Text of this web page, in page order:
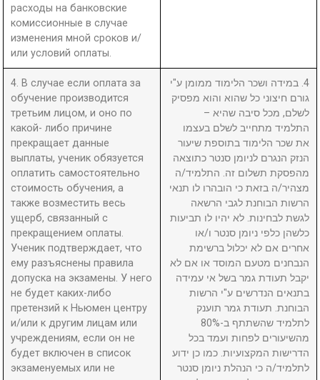
расходы на банковские
комиссионные в случае
изменения мной сроков и/
или условий оплаты.
4. В случае если оплата за
обучение производится
третьим лицом, и оно по
какой- либо причине
прекращает данные
выплаты, ученик обязуется
оплатить самостоятельно
стоимость обучения, а
также возместить весь
ущерб, связанный с
прекращением оплаты.
Ученик подтверждает, что
ему разъяснены правила
допуска на экзамены. У него
не будет каких-либо
претензий к Ньюмен центру
и/или к другим лицам или
учреждениям, если он не
будет включен в список
экзаменуемых или не
4. במידה ושכר הלימוד ממומן ע"י
גורם חיצוני כל שהוא והוא מפסיק
לשלם, מכל סיבה שהיא –
התלמיד מתחייב לשלם בעצמו
את שכר הלימוד בתוספת שיעור
הנזק הנגרם לניומן סנטר כתוצאה
מהפסקת תשלום זה. התלמיד/ה
מצהיר/ה בזאת כי הובהרו לו תנאי
הרשות הבוחנת לגבי הרשאה
לגשת לבחינות. לא יהיו לו תביעות
כלשהן כלפי ניומן סנטר ו/או
אחרים אם לא יכלול ברשימת
הנבחנים מטעם המוסד או אם לא
יקבל תעודת גמר בשל אי עמידה
בתנאים הנדרשים ע"י הרשות
הבוחנת. תעודת גמר תוענק
לתלמיד שהשתתף ב-80%
מהשיעורים לפחות ועמד בכל
הדרישות המקצועיות. כמו כן ידוע
לתלמיד/ה כי הנהלת ניומן סנטר